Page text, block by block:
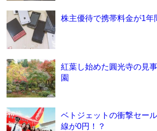
株主優待で携帯料金が1年
紅葉し始めた圓光寺の見
園
ベトジェットの衝撃セー
線が0円！？